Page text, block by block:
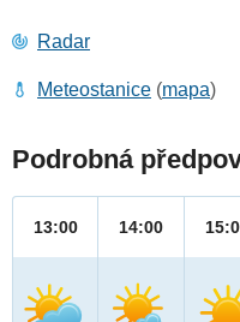
Radar
Meteostanice (mapa)
Podrobná
13:00 14:00